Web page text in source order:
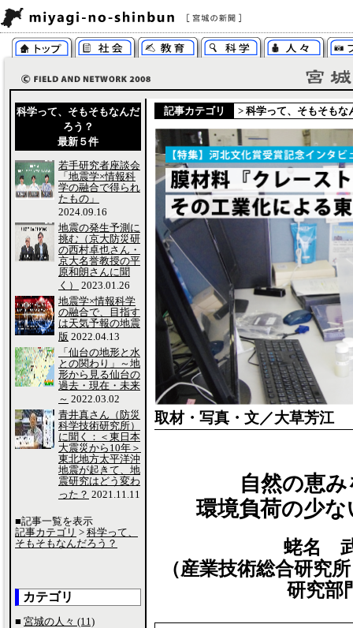
記事カテゴリ > 科学って、そもそもな
取材・写真・文／大草芳江
自然の恵
環境負荷の少
蛯名
（産業技術総合研
研究部
科学って、そもそもなんだ
ろう？
最新５件
若手研究者座談会
「地震学×情報科
学の融合で得られ
たもの」
2024.09.16
地震の発生予測に
挑む（京大防災研
の西村卓也さん・
京大名誉教授の平
原和朗さんに聞
く）
2023.01.26
地震学×情報科学
の融合で、目指す
は天気予報の地震
版 2022.04.13
「仙台の地形と水
との関わり」～地
形から見る仙台の
過去・現在・未来
～ 2022.03.02
青井真さん（防災
科学技術研究所）
に聞く：＜東日本
大震災から10年＞
東北地方太平洋沖
地震が起きて、地
震研究はどう変わ
った？ 2021.11.11
■記事一覧を表示
記事カテゴリ > 科学って、
そもそもなんだろう？
カテゴリ
■ 宮城の人々 (11)